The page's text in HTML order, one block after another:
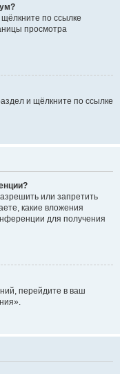
по ссылке
просмотра
и щёлкните по ссылке
или запретить
какие вложения
для получения
перейдите в ваш